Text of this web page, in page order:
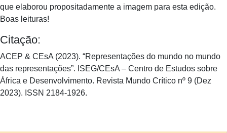
que elaborou propositadamente a imagem para esta edição.
Boas leituras!
Citação:
ACEP & CEsA (2023). “Representações do mundo no mundo
das representações”. ISEG/CEsA – Centro de Estudos sobre
África e Desenvolvimento. Revista Mundo Crítico nº 9 (Dez
2023). ISSN 2184-1926.